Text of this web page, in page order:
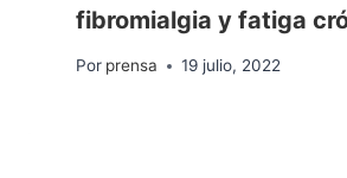
fibromialgia y fatiga
Por prensa 19 julio, 2022